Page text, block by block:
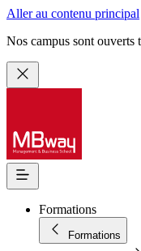
Aller au contenu principal
Nos campus sont ouverts
Formations
Formations